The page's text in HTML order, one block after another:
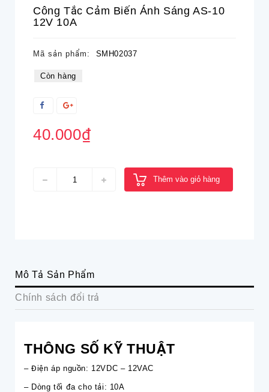
Công Tắc Cảm Biến Ánh Sáng AS-10
12V 10A
Mã sản phẩm: SMH02037
Còn hàng
40.000₫
Thêm vào giỏ hàng
Mô Tả Sản Phẩm
Chính sách đổi trả
THÔNG SỐ KỸ THUẬT
– Điện áp nguồn: 12VDC – 12VAC
– Dòng tối đa cho tải: 10A